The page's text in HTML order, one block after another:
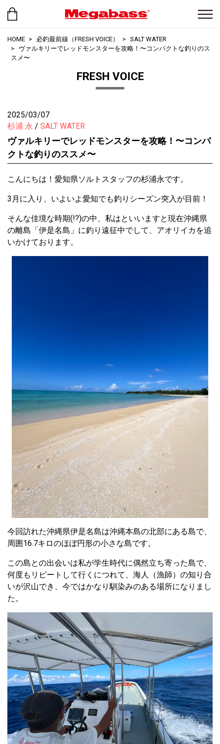
HOME 必釣最前線（FRESH VOICE）
SALT WATER
ヴァルキリーでレッドモンスターを攻略！〜コンパクトな釣りのス
スメ〜
FRESH VOICE
2025/03/07
杉浦 永
SALT WATER
ヴァルキリーでレッドモンスターを攻略！〜コンパ
クトな釣りのススメ〜
こんにちは！愛知県ソルトスタッフの杉浦永です。
3月に入り、いよいよ愛知でも釣りシーズン突入が目前！
そんな佳境な時期(!?)の中、私はといいますと現在沖縄県
の離島「伊是名島」に釣り遠征中でして、アオリイカを追
いかけております。
今回訪れた沖縄県伊是名島は沖縄本島の北部にある島で、
周囲16.7キロのほぼ円形の小さな島です。
この島との出会いは私が学生時代に偶然立ち寄った島で、
何度もリピートして行くにつれて、海人（漁師）の知り合
いが沢山でき、今ではかなり馴染みのある場所になりまし
た。